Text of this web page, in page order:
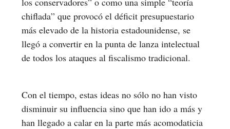
chiflada” que provocó el déficit presupuestario
más elevado de la historia estadounidense, se
llegó a convertir en la punta de lanza intelectual
de todos los ataques al fiscalismo tradicional.
Con el tiempo, estas ideas no sólo no han visto
disminuir su influencia sino que han ido a más y
han llegado a calar en la parte más acomodaticia